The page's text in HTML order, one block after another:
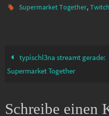
Supermarket Together,Twitch
typischl3na streamt gerade:
Supermarket Together
Schreibe einen